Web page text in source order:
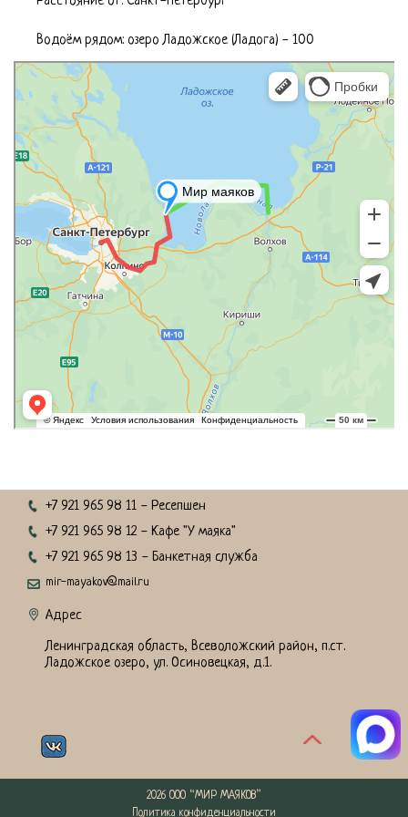
Водоём рядом: озеро Ладожское (Ладога) - 100
Яндекс.Карты
Яндекс.Карты — поиск мест и адресов, городской транспорт
+7 921 965 98 11 - Ресепшен
+7 921 965 98 12 - Кафе "У маяка"
+7 921 965 98 13 - Банкетная служба
mir-mayakov@mail.ru
Адрес
Ленинградская область, Всеволожский район, п.ст.
Ладожское озеро, ул. Осиновецкая, д.1.
2026 ООО “МИР МАЯКОВ”
Политика конфиденциальности